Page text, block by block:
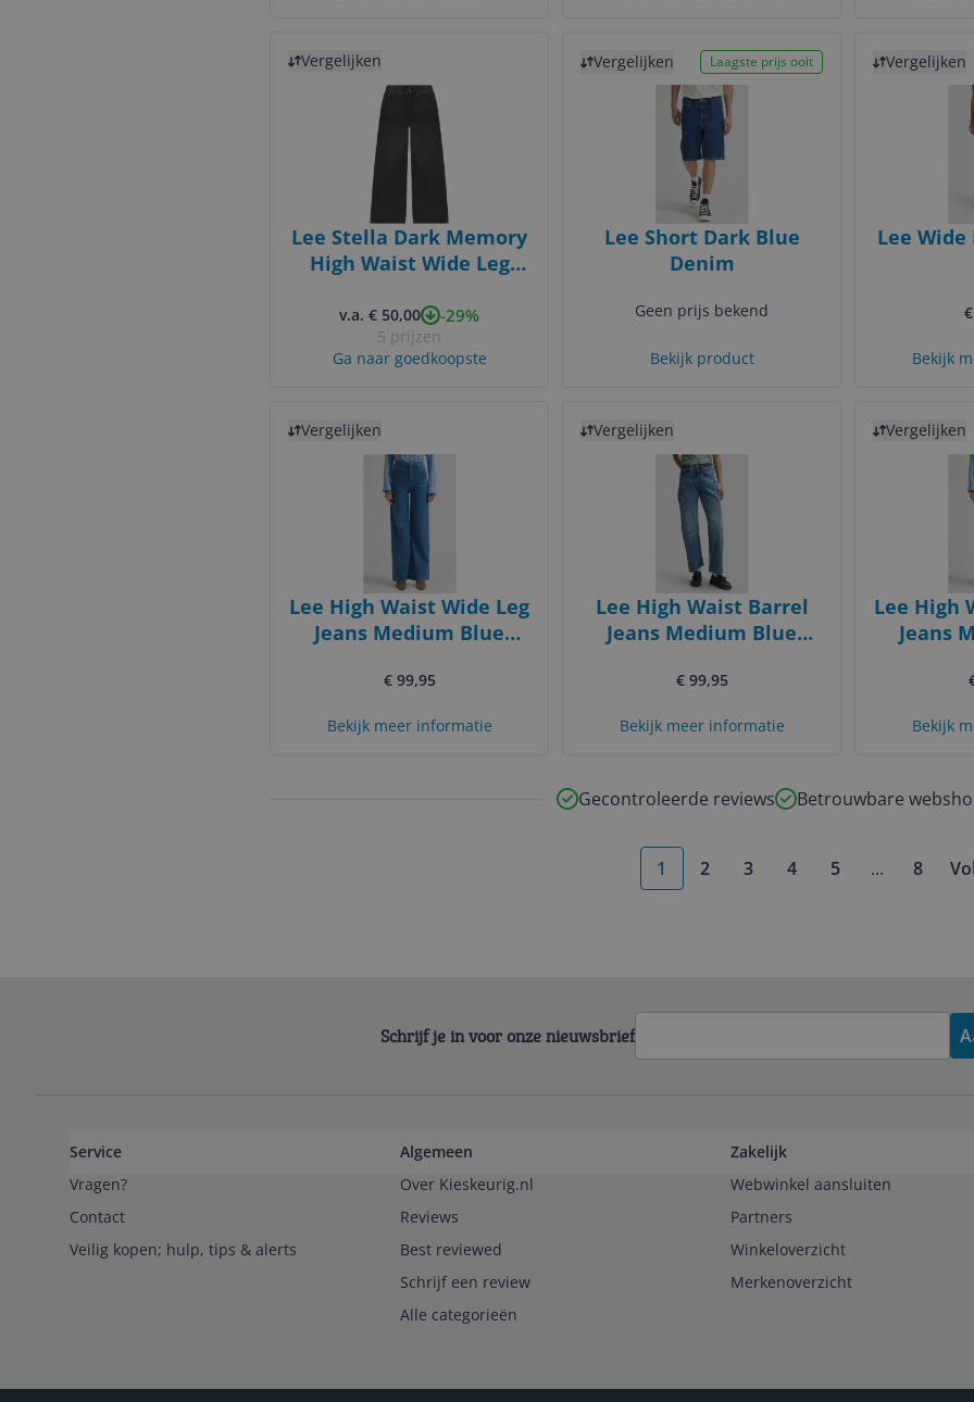
Vergelijken
Lee Stella Dark Memory
High Waist Wide Leg
v.a. € 50,00 -29%
5 prijzen
Ga naar goedkoopste
Vergelijken Laagste prijs ooit
Lee Short Dark Blue
Denim
Geen prijs bekend
Bekijk product
Vergelijken
Lee Wide
Bekijk
Vergelijken
Lee High Waist Wide Leg
Jeans Medium Blue
€ 99,95
Bekijk meer informatie
Vergelijken
Lee High Waist Barrel
Jeans Medium Blue
€ 99,95
Bekijk meer informatie
Vergelijken
Lee High
Jeans
Bekijk
Gecontroleerde reviews Betrouwbare
1 2 3 4 5 ...More pages
8
Schrijf je in voor onze nieuwsbrief
Service
Vragen?
Contact
Veilig kopen; hulp, tips & alerts
Algemeen
Over Kieskeurig.nl
Reviews
Best reviewed
Schrijf een review
Alle categorieën
Zakelijk
Webwinkel aansluiten
Partners
Winkeloverzicht
Merkenoverzicht